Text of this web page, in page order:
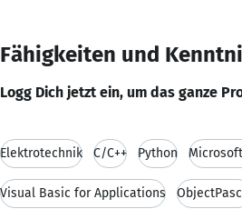
Fähigkeiten und
Logg Dich jetzt ein, um das ganze
Elektrotechnik C/C++ Python
Visual Basic for Applications